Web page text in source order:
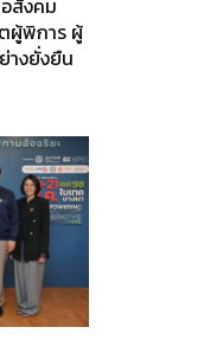
สังคม
ผู้พิการ ผู้
างยั่งยืน